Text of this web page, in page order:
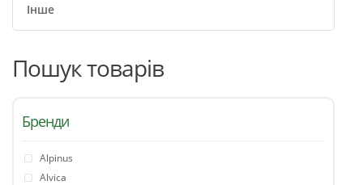
Інше
Пошук товарів
Бренди
Alpinus
Alvica